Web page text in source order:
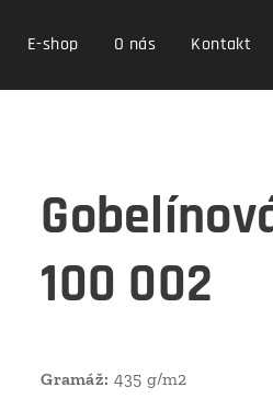
E-shop O nás Kontakt
100 002
Gramáž: 435 g/m2